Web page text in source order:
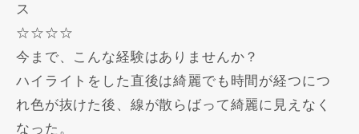
ス
☆☆☆☆
今まで、こんな経験はありませんか？
ハイライトをした直後は綺麗でも時間が経つにつ
れ色が抜けた後、線が散らばって綺麗に見えなく
なった。